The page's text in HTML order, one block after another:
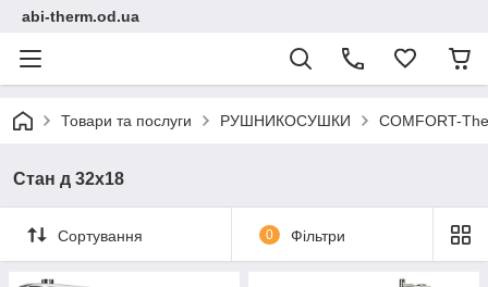
abi-therm.od.ua
Товари та послуги РУШНИКОСУШКИ COMFORT-
Стан д 32х18
Сортування 0 Фільтри